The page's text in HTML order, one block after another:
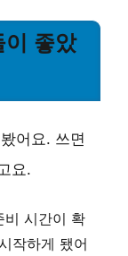
이 좋았
어요. 쓰면
요.
비 시간이 확
작하게 됐어